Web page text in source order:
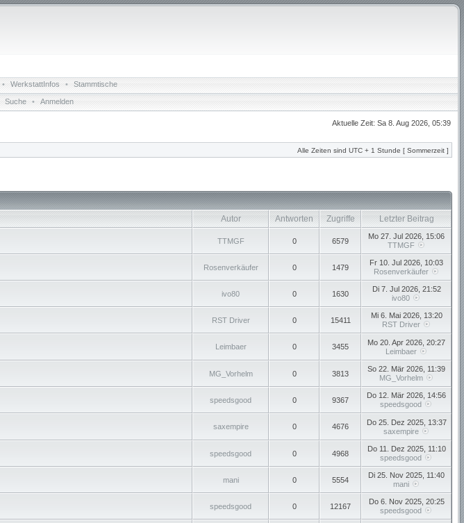
• WerkstattInfos • Stammtische
Suche • Anmelden
Aktuelle Zeit: Sa 8. Aug 2026, 05:39
Alle Zeiten sind UTC + 1 Stunde [ Sommerzeit ]
Autor Antworten Zugriffe
Letzter Beitrag
TTMGF 0 6579
Mo 27. Jul 2026, 15:06
TTMGF
Rosenverkäufer 0 1479
Fr 10. Jul 2026, 10:03
Rosenverkäufer
ivo80 0 1630
Di 7. Jul 2026, 21:52
ivo80
RST Driver 0 15411
Mi 6. Mai 2026, 13:20
RST Driver
Leimbaer 0 3455
Mo 20. Apr 2026, 20:27
Leimbaer
MG_Vorhelm 0 3813
So 22. Mär 2026, 11:39
MG_Vorhelm
speedsgood 0 9367
Do 12. Mär 2026, 14:56
speedsgood
saxempire 0 4676
Do 25. Dez 2025, 13:37
saxempire
speedsgood 0 4968
Do 11. Dez 2025, 11:10
speedsgood
mani 0 5554
Di 25. Nov 2025, 11:40
mani
speedsgood 0 12167
Do 6. Nov 2025, 20:25
speedsgood